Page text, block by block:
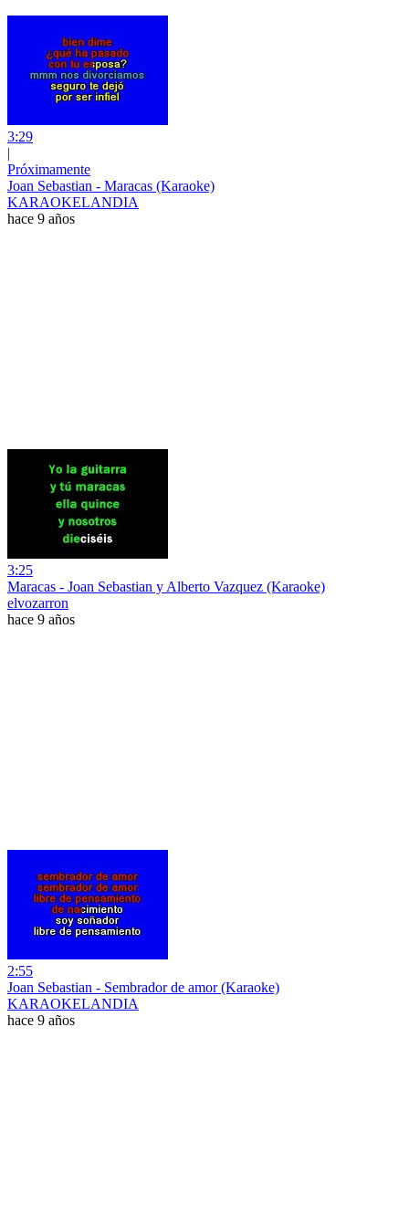
3:29
|
Próximamente
Joan Sebastian - Maracas (Karaoke)
KARAOKELANDIA
hace 9 años
3:25
Maracas - Joan Sebastian y Alberto Vazquez (Karaoke)
elvozarron
hace 9 años
2:55
Joan Sebastian - Sembrador de amor (Karaoke)
KARAOKELANDIA
hace 9 años